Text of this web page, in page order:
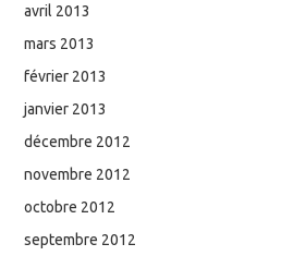
avril 2013
mars 2013
février 2013
janvier 2013
décembre 2012
novembre 2012
octobre 2012
septembre 2012